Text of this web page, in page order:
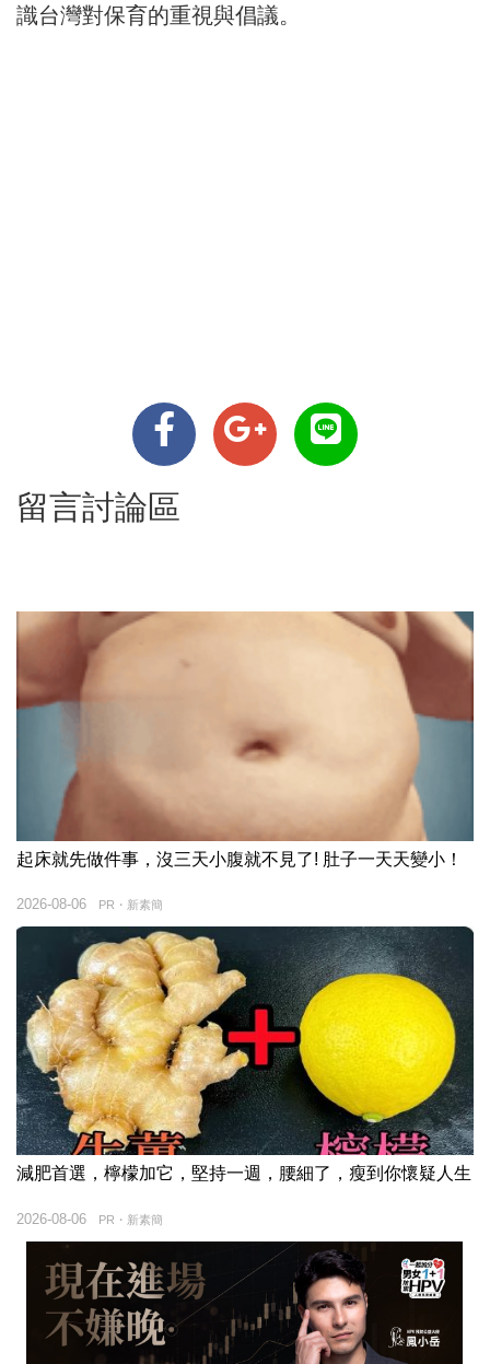
識台灣對保育的重視與倡議。
留言討論區
起床就先做件事，沒三天小腹就不見了! 肚子一天天變小！
PR・新素簡
2026-08-06
減肥首選，檸檬加它，堅持一週，腰細了，瘦到你懷疑人生
PR・新素簡
2026-08-06